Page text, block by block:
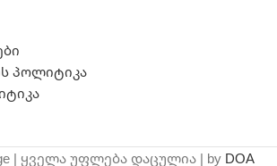
პოლიტიკა
| ყველა უფლება დაცულია | by DOA